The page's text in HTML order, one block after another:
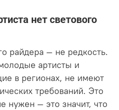
нет светового
райдера — не редкость.
артисты и
в регионах, не имеют
требований. Это
нужен — это значит, что